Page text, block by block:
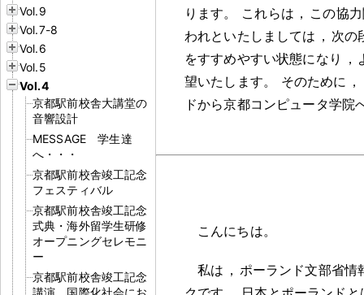
Vol.9
Vol.7-8
Vol.6
Vol.5
Vol.4
京都駅前校舎大講堂の
音響設計
MESSAGE 学生達
へ・・・
京都駅前校舎竣工記念
フェスティバル
京都駅前校舎竣工記念
式典・海外留学生研修
オープニングセレモニ
ー
京都駅前校舎竣工記念
講演 国際化社会にお
ります。 これらは ， この協
われといたしましては ， 次の
をすすめやすい状態になり
，
望いたします。 そのために ，
ドから京都コンピュータ学
こんにちは。
私は ， ポーランド文部省情